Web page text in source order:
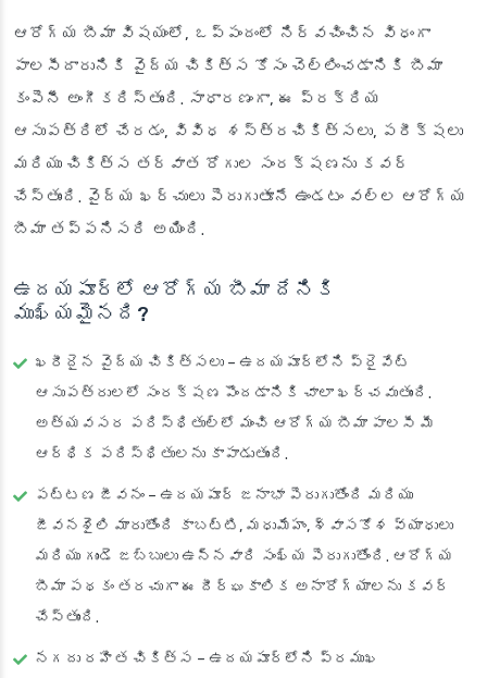
ఆరోగ్య బీమా విషయంలో, ఒప్పందంలో నిర్వచించిన విధంగా
పాలసీదారునికి వైద్య చికిత్స కోసం చెల్లించడానికి బీమా
కంపెనీ అంగీకరిస్తుంది. సాధారణంగా, ఈ ప్రక్రియ
ఆసుపత్రిలో చేరడం, వివిధ శస్త్రచికిత్సలు, పరీక్షలు
మరియు చికిత్స తర్వాత రోగుల సంరక్షణను కవర్
చేస్తుంది. వైద్య ఖర్చులు పెరుగుతూనే ఉండటం వల్ల ఆరోగ్య
బీమా తప్పనిసరి అయింది.
ఉదయపూర్‌లో ఆరోగ్య బీమా దేనికి
ముఖ్యమైనది?
ఖరీదైన వైద్య చికిత్సలు – ఉదయపూర్‌లోని ప్రైవేట్
ఆసుపత్రులలో సంరక్షణ పొందడానికి చాలా ఖర్చవుతుంది.
అత్యవసర పరిస్థితుల్లో మంచి ఆరోగ్య బీమా పాలసీ మీ
ఆర్థిక పరిస్థితులను కాపాడుతుంది.
పట్టణ జీవనం – ఉదయపూర్ జనాభా పెరుగుతోంది మరియు
జీవనశైలి మారుతోంది కాబట్టి, మధుమేహం, శ్వాసకోశ వ్యాధులు
మరియు గుండె జబ్బులు ఉన్నవారి సంఖ్య పెరుగుతోంది. ఆరోగ్య
బీమా పథకం తరచుగా ఈ దీర్ఘకాలిక అనారోగ్యాలను కవర్
చేస్తుంది.
నగదు రహిత చికిత్స – ఉదయపూర్‌లోని ప్రముఖ